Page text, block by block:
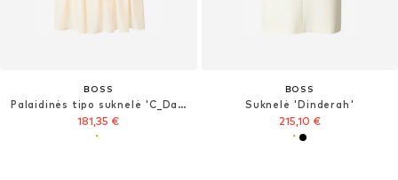
BOSS
Palaidinės tipo suknelė 'C_Dalisa'
181,35 €
BOSS
Suknelė 'Dinderah'
215,10 €